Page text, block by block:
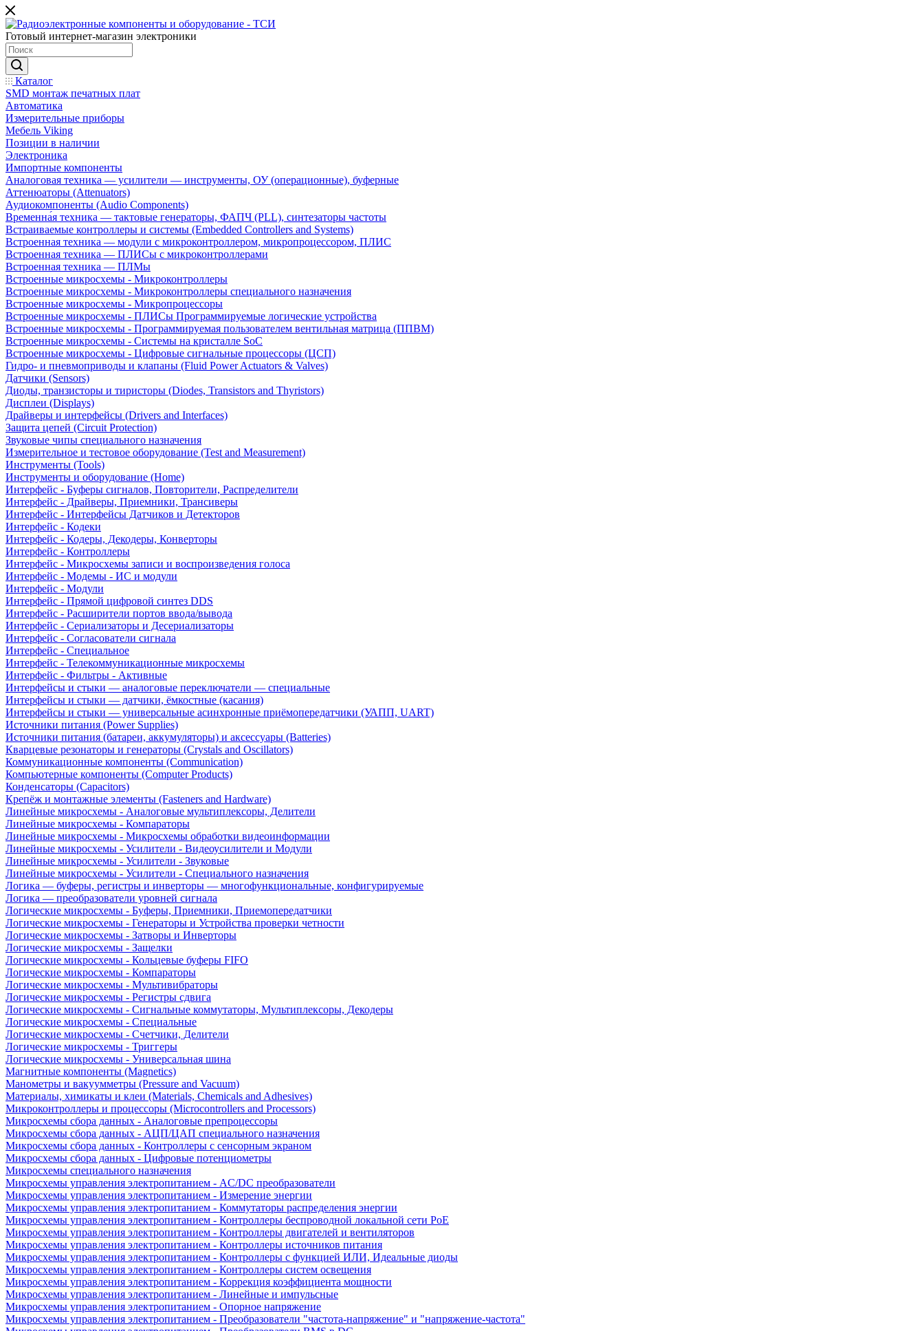
Готовый интернет-магазин электроники
Каталог
SMD монтаж печатных плат
Автоматика
Измерительные приборы
Мебель Viking
Позиции в наличии
Электроника
Импортные компоненты
Аналоговая техника — усилители — инструменты, ОУ (операционные), буферные
Аттенюаторы (Attenuators)
Аудиокомпоненты (Audio Components)
Временна́я техника — тактовые генераторы, ФАПЧ (PLL), синтезаторы частоты
Встраиваемые контроллеры и системы (Embedded Controllers and Systems)
Встроенная техника — модули с микроконтроллером, микропроцессором, ПЛИС
Встроенная техника — ПЛИСы с микроконтроллерами
Встроенная техника — ПЛМы
Встроенные микросхемы - Микроконтроллеры
Встроенные микросхемы - Микроконтроллеры специального назначения
Встроенные микросхемы - Микропроцессоры
Встроенные микросхемы - ПЛИСы Программируемые логические устройства
Встроенные микросхемы - Программируемая пользователем вентильная матрица (ППВМ)
Встроенные микросхемы - Системы на кристалле SoC
Встроенные микросхемы - Цифровые сигнальные процессоры (ЦСП)
Гидро- и пневмоприводы и клапаны (Fluid Power Actuators & Valves)
Датчики (Sensors)
Диоды, транзисторы и тиристоры (Diodes, Transistors and Thyristors)
Дисплеи (Displays)
Драйверы и интерфейсы (Drivers and Interfaces)
Защита цепей (Circuit Protection)
Звуковые чипы специального назначения
Измерительное и тестовое оборудование (Test and Measurement)
Инструменты (Tools)
Инструменты и оборудование (Home)
Интерфейс - Буферы сигналов, Повторители, Распределители
Интерфейс - Драйверы, Приемники, Трансиверы
Интерфейс - Интерфейсы Датчиков и Детекторов
Интерфейс - Кодеки
Интерфейс - Кодеры, Декодеры, Конверторы
Интерфейс - Контроллеры
Интерфейс - Микросхемы записи и воспроизведения голоса
Интерфейс - Модемы - ИС и модули
Интерфейс - Модули
Интерфейс - Прямой цифровой синтез DDS
Интерфейс - Расширители портов ввода/вывода
Интерфейс - Сериализаторы и Десериализаторы
Интерфейс - Согласователи сигнала
Интерфейс - Специальное
Интерфейс - Телекоммуникационные микросхемы
Интерфейс - Фильтры - Активные
Интерфейсы и стыки — аналоговые переключатели — специальные
Интерфейсы и стыки — датчики, ёмкостные (касания)
Интерфейсы и стыки — универсальные асинхронные приёмопередатчики (УАПП, UART)
Источники питания (Power Supplies)
Источники питания (батареи, аккумуляторы) и аксессуары (Batteries)
Кварцевые резонаторы и генераторы (Crystals and Oscillators)
Коммуникационные компоненты (Communication)
Компьютерные компоненты (Computer Products)
Конденсаторы (Capacitors)
Крепёж и монтажные элементы (Fasteners and Hardware)
Линейные микросхемы - Аналоговые мультиплексоры, Делители
Линейные микросхемы - Компараторы
Линейные микросхемы - Микросхемы обработки видеоинформации
Линейные микросхемы - Усилители - Видеоусилители и Модули
Линейные микросхемы - Усилители - Звуковые
Линейные микросхемы - Усилители - Специального назначения
Логика — буферы, регистры и инверторы — многофункциональные, конфигурируемые
Логика — преобразователи уровней сигнала
Логические микросхемы - Буферы, Приемники, Приемопередатчики
Логические микросхемы - Генераторы и Устройства проверки четности
Логические микросхемы - Затворы и Инверторы
Логические микросхемы - Защелки
Логические микросхемы - Кольцевые буферы FIFO
Логические микросхемы - Компараторы
Логические микросхемы - Мультивибраторы
Логические микросхемы - Регистры сдвига
Логические микросхемы - Сигнальные коммутаторы, Мультиплексоры, Декодеры
Логические микросхемы - Специальные
Логические микросхемы - Счетчики, Делители
Логические микросхемы - Триггеры
Логические микросхемы - Универсальная шина
Магнитные компоненты (Magnetics)
Манометры и вакуумметры (Pressure and Vacuum)
Материалы, химикаты и клеи (Materials, Chemicals and Adhesives)
Микроконтроллеры и процессоры (Microcontrollers and Processors)
Микросхемы сбора данных - Аналоговые препроцессоры
Микросхемы сбора данных - АЦП/ЦАП специального назначения
Микросхемы сбора данных - Контроллеры с сенсорным экраном
Микросхемы сбора данных - Цифровые потенциометры
Микросхемы специального назначения
Микросхемы управления электропитанием - AC/DC преобразователи
Микросхемы управления электропитанием - Измерение энергии
Микросхемы управления электропитанием - Коммутаторы распределения энергии
Микросхемы управления электропитанием - Контроллеры беспроводной локальной сети PoE
Микросхемы управления электропитанием - Контроллеры двигателей и вентиляторов
Микросхемы управления электропитанием - Контроллеры источников питания
Микросхемы управления электропитанием - Контроллеры с функцией ИЛИ, Идеальные диоды
Микросхемы управления электропитанием - Контроллеры систем освещения
Микросхемы управления электропитанием - Коррекция коэффициента мощности
Микросхемы управления электропитанием - Линейные и импульсные
Микросхемы управления электропитанием - Опорное напряжение
Микросхемы управления электропитанием - Преобразователи "частота-напряжение" и "напряжение-частота"